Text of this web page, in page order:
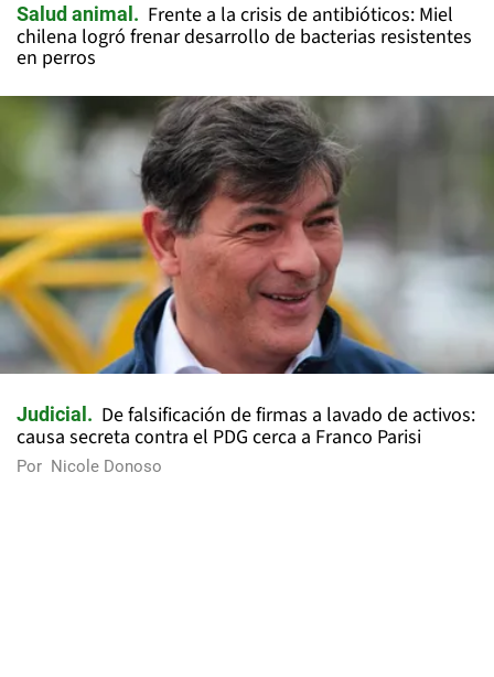
Salud animal
Frente a la crisis de antibióticos: Miel
chilena logró frenar desarrollo de bacterias resistentes
en perros
Judicial
De falsificación de firmas a lavado de activos:
causa secreta contra el PDG cerca a Franco Parisi
Por Nicole Donoso